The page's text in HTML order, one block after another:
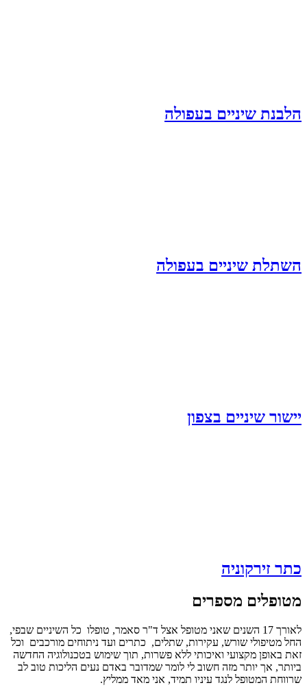
הלבנת שיניים בעפולה
השתלת שיניים בעפולה
יישור שיניים בצפון
כתר זירקוניה
מטופלים מספרים
לאורך 17 השנים שאני מטופל אצל ד"ר סאמר, טופלו כל השיניים שבפי,
החל מטיפולי שורש, עקירות, שתלים, כתרים ועד ניתוחים מורכבים וכל
זאת באופן מקצועי ואיכותי ללא פשרות, תוך שימוש בטכנולוגיה החדשה
ביותר, אך יותר מזה חשוב לי לומר שמדובר באדם נעים הליכות טוב לב
שרווחת המטופל לנגד עיניו תמיד, אני מאד ממליץ.